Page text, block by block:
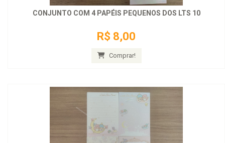
CONJUNTO COM 4 PAPÉIS PEQUENOS DOS LTS 10
R$ 8,00
Comprar!